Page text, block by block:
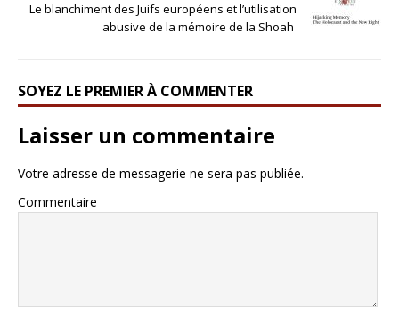
Le blanchiment des Juifs européens et l’utilisation
abusive de la mémoire de la Shoah
SOYEZ LE PREMIER À COMMENTER
Laisser un commentaire
Votre adresse de messagerie ne sera pas publiée.
Commentaire